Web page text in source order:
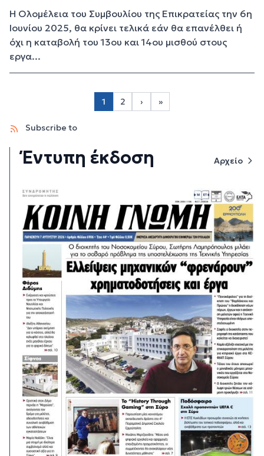
Η Ολομέλεια του Συμβουλίου της Επικρατείας την 6η
Ιουνίου 2025, θα κρίνει τελικά εάν θα επανέλθει ή
όχι η καταβολή του 13ου και 14ου μισθού στους
εργα...
Σελιδοποίηση
1 Page 2
2
Next page
›
Last page
»
Subscribe to
Έντυπη έκδοση Αρχείο